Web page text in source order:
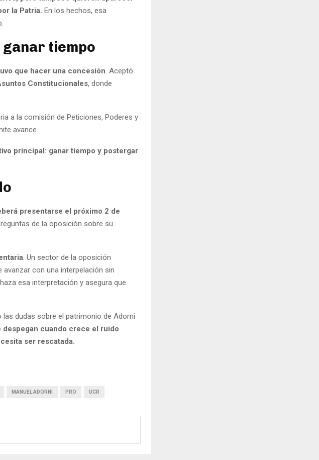
la Patria. En los hechos, esa
ganar tiempo
que hacer una concesión. Aceptó
Constitucionales, donde
a la comisión de Peticiones, Poderes y
avance.
principal: ganar tiempo y postergar
presentarse el próximo 2 de
de la oposición sobre su
. Un sector de la oposición
con una interpelación sin
esa interpretación y asegura que
las dudas sobre el patrimonio de Adorni
despegan cuando crece el ruido
ser rescatada.
MANUEL ADORNI PRO UCR